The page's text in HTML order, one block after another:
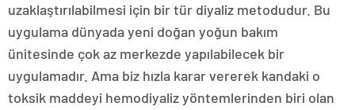
uzaklaştırılabilmesi için bir tür diyaliz metodudur. Bu
uygulama dünyada yeni doğan yoğun bakım
ünitesinde çok az merkezde yapılabilecek bir
uygulamadır. Ama biz hızla karar vererek kandaki o
toksik maddeyi hemodiyaliz yöntemlerinden biri olan